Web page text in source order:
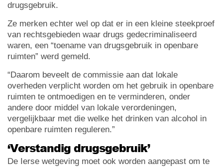
drugsgebruik.
Ze merken echter wel op dat er in een kleine steekproef
van rechtsgebieden waar drugs gedecriminaliseerd
waren, een “toename van drugsgebruik in openbare
ruimten” werd gemeld.
“Daarom beveelt de commissie aan dat lokale
overheden verplicht worden om het gebruik in openbare
ruimten te ontmoedigen en te verminderen, onder
andere door middel van lokale verordeningen,
vergelijkbaar met die welke het drinken van alcohol in
openbare ruimten reguleren.”
‘Verstandig drugsgebruik’
De Ierse wetgeving moet ook worden aangepast om te